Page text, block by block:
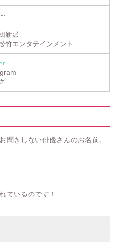
新派
竹エンタテインメント
聞きしない俳優さんのお名前。
ているのです！